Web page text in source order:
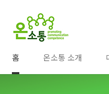
홈 온소통 소개